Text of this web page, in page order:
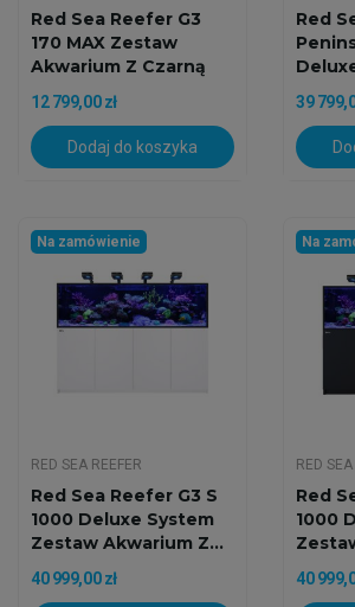
Red Sea Reefer G3
170 MAX Zestaw
Akwarium Z Czarną
Szafką
12 799,00 zł
Dodaj do koszyka
Red
39
Na zamówienie
RED SEA REEFER
Red Sea Reefer G3 S
1000 Deluxe System
Zestaw Akwarium Z...
40 999,00 zł
Na
RED
Red
1000
40